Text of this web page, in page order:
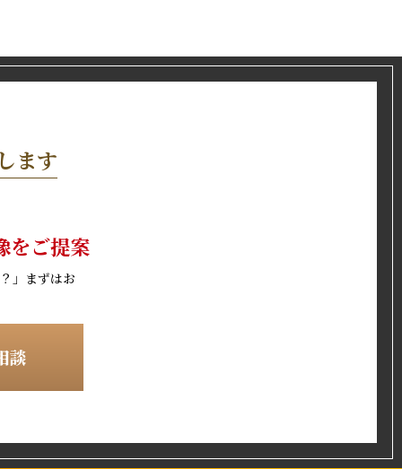
ます
をご提案
」 まずはお
談